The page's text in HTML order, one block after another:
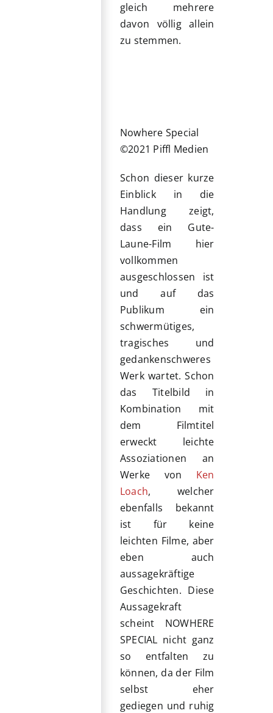
gleich mehrere
davon völlig allein
zu stemmen.
Nowhere Special
©2021 Piffl Medien
Schon dieser kurze
Einblick in die
Handlung zeigt,
dass ein Gute-
Laune-Film hier
vollkommen
ausgeschlossen ist
und auf das
Publikum ein
schwermütiges,
tragisches und
gedankenschweres
Werk wartet. Schon
das Titelbild in
Kombination mit
dem Filmtitel
erweckt leichte
Assoziationen an
Werke von Ken
Loach, welcher
ebenfalls bekannt
ist für keine
leichten Filme, aber
eben auch
aussagekräftige
Geschichten. Diese
Aussagekraft
scheint NOWHERE
SPECIAL nicht ganz
so entfalten zu
können, da der Film
selbst eher
gediegen und ruhig